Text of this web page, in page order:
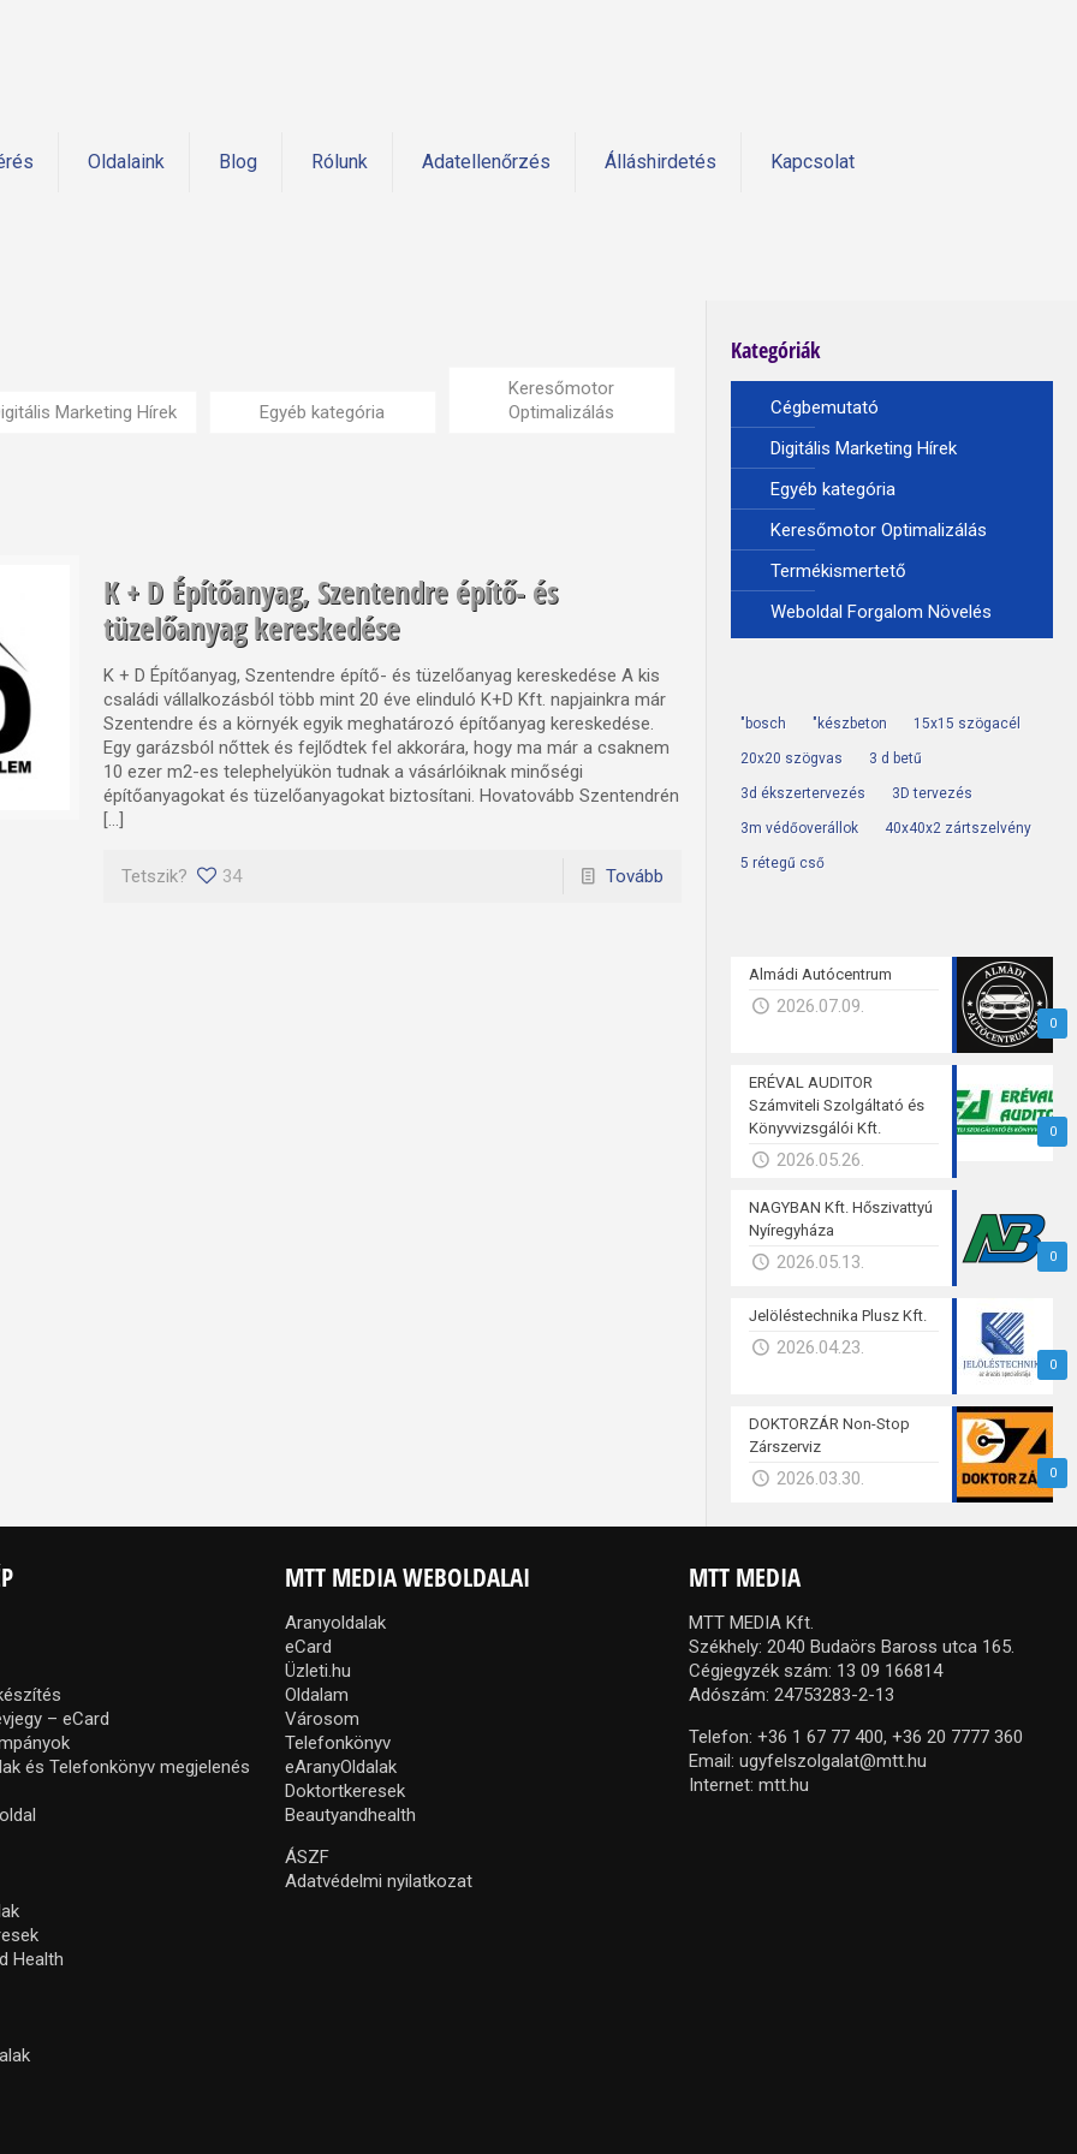
Oldalaink Blog Rólunk Adatellenőrzés Álláshirdetés Kapcsolat
Marketing Hírek Egyéb kategória
Keresőmotor
Optimalizálás
K + D Építőanyag, Szentendre építő- és
tüzelőanyag kereskedése
K + D Építőanyag, Szentendre építő- és tüzelőanyag kereskedése A kis
családi vállalkozásból több mint 20 éve elinduló K+D Kft. napjainkra már
Szentendre és a környék egyik meghatározó építőanyag kereskedése.
Egy garázsból nőttek és fejlődtek fel akkorára, hogy ma már a csaknem
10 ezer m2-es telephelyükön tudnak a vásárlóiknak minőségi
építőanyagokat és tüzelőanyagokat biztosítani. Hovatovább Szentendrén
[…]
Tetszik? 34 Tovább
Kategóriák
Cégbemutató
Digitális Marketing Hírek
Egyéb kategória
Keresőmotor Optimalizálás
Termékismertető
Weboldal Forgalom Növelés
"bosch "készbeton 15x15 szögacél
20x20 szögvas 3 d betű
3d ékszertervezés 3D tervezés
3m védőoverállok 40x40x2 zártszelvény
5 rétegű cső
0
Almádi Autócentrum
2026.07.09.
0
ERÉVAL AUDITOR
Számviteli Szolgáltató és
Könyvvizsgálói Kft.
2026.05.26.
0
NAGYBAN Kft. Hőszivattyú
Nyíregyháza
2026.05.13.
0
Jelöléstechnika Plusz Kft.
2026.04.23.
0
DOKTORZÁR Non-Stop
Zárszerviz
2026.03.30.
– eCard
és Telefonkönyv megjelenés
Health
MTT MEDIA WEBOLDALAI
Aranyoldalak
eCard
Üzleti.hu
Oldalam
Városom
Telefonkönyv
eAranyOldalak
Doktortkeresek
Beautyandhealth
ÁSZF
Adatvédelmi nyilatkozat
MTT MEDIA
MTT MEDIA Kft.
Székhely: 2040 Budaörs Baross utca 165.
Cégjegyzék szám: 13 09 166814
Adószám: 24753283-2-13
Telefon:+36 1 67 77 400, +36 20 7777 360
Email:ugyfelszolgalat@mtt.hu
Internet:mtt.hu